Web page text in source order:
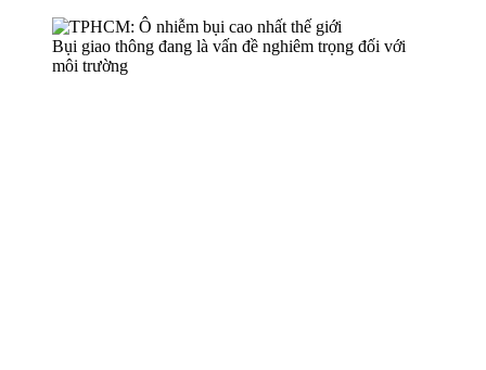
Bụi giao thông đang là vấn đề nghiêm trọng đối với
môi trường